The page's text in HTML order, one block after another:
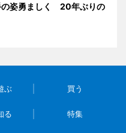
の姿勇ましく 20年ぶりの
ぶ 買う
る 特集